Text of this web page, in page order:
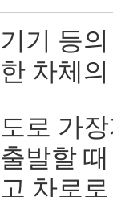
기기 등
한 차체
도로 가
출발할
고 차로